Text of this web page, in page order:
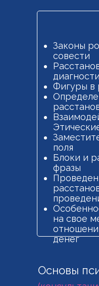
Основы
Законы
совести
Фигуры в
поля
Блоки и
фразы
на свое
денег